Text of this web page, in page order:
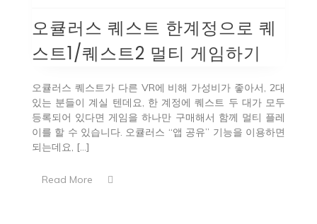
오큘러스 퀘스트 한계정으로 퀘
스트1/퀘스트2 멀티 게임하기
오큘러스 퀘스트가 다른 VR에 비해 가성비가 좋아서, 2대
있는 분들이 계실 텐데요, 한 계정에 퀘스트 두 대가 모두
등록되어 있다면 게임을 하나만 구매해서 함께 멀티 플레
이를 할 수 있습니다. 오큘러스 “앱 공유” 기능을 이용하면
되는데요, […]
Read More